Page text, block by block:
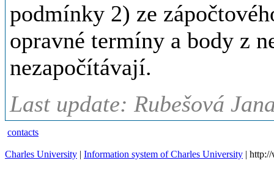
podmínky 2) ze
opravné termíny a body z
nezapočítávají.
Last update: Rubešová
contacts
Charles University | Information system of Charles University |